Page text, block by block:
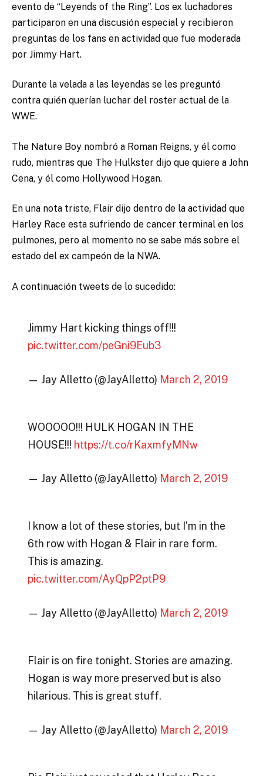
evento de “Leyends of the Ring”. Los ex luchadores
participaron en una discusión especial y recibieron
preguntas de los fans en actividad que fue moderada
por Jimmy Hart.
Durante la velada a las leyendas se les preguntó
contra quién querían luchar del roster actual de la
WWE.
The Nature Boy nombró a Roman Reigns, y él como
rudo, mientras que The Hulkster dijo que quiere a John
Cena, y él como Hollywood Hogan.
En una nota triste, Flair dijo dentro de la actividad que
Harley Race esta sufriendo de cancer terminal en los
pulmones, pero al momento no se sabe más sobre el
estado del ex campeón de la NWA.
A continuación tweets de lo sucedido:
Jimmy Hart kicking things off!!!
pic.twitter.com/peGni9Eub3
— Jay Alletto (@JayAlletto) March 2, 2019
WOOOOO!!! HULK HOGAN IN THE
HOUSE!!! https://t.co/rKaxmfyMNw
— Jay Alletto (@JayAlletto) March 2, 2019
I know a lot of these stories, but I’m in the
6th row with Hogan & Flair in rare form.
This is amazing.
pic.twitter.com/AyQpP2ptP9
— Jay Alletto (@JayAlletto) March 2, 2019
Flair is on fire tonight. Stories are amazing.
Hogan is way more preserved but is also
hilarious. This is great stuff.
— Jay Alletto (@JayAlletto) March 2, 2019